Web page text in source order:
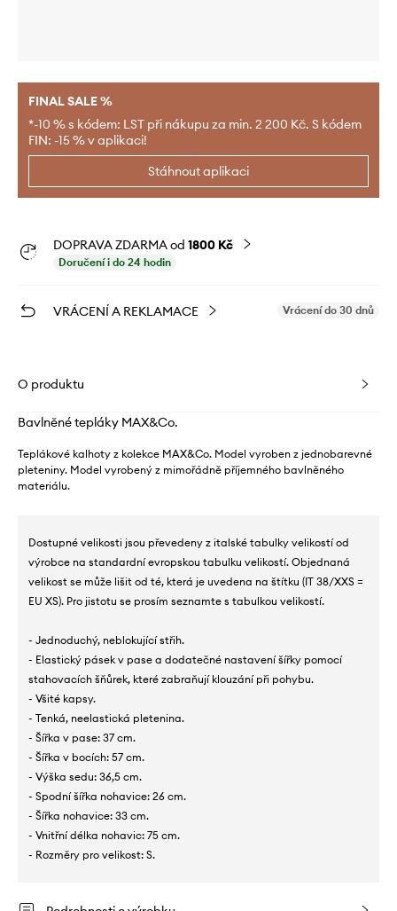
FINAL SALE %
*-10 % s kódem: LST při nákupu za min. 2 200 Kč. S kódem
FIN: -15 % v aplikaci!
Stáhnout aplikaci
DOPRAVA ZDARMA od 1800 Kč
Doručení i do 24 hodin
VRÁCENÍ A REKLAMACE Vrácení do 30 dnů
O produktu
Bavlněné tepláky MAX&Co.
Teplákové kalhoty z kolekce MAX&Co. Model vyroben z jednobarevné
pleteniny. Model vyrobený z mimořádně příjemného bavlněného
materiálu.
Dostupné velikosti jsou převedeny z italské tabulky velikostí od
výrobce na standardní evropskou tabulku velikostí. Objednaná
velikost se může lišit od té, která je uvedena na štítku (IT 38/XXS =
EU XS). Pro jistotu se prosím seznamte s tabulkou velikostí.
- Jednoduchý, neblokující střih.
- Elastický pásek v pase a dodatečné nastavení šířky pomocí
stahovacích šňůrek, které zabraňují klouzání při pohybu.
- Všité kapsy.
- Tenká, neelastická pletenina.
- Šířka v pase: 37 cm.
- Šířka v bocích: 57 cm.
- Výška sedu: 36,5 cm.
- Spodní šířka nohavice: 26 cm.
- Šířka nohavice: 33 cm.
- Vnitřní délka nohavic: 75 cm.
- Rozměry pro velikost: S.